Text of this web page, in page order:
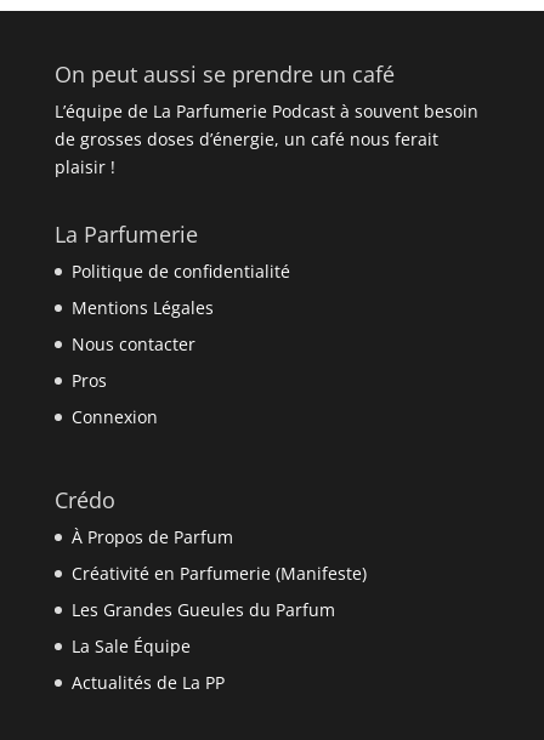
On peut aussi se prendre un café
L’équipe de La Parfumerie Podcast à souvent besoin
de grosses doses d’énergie, un café nous ferait
plaisir !
La Parfumerie
Politique de confidentialité
Mentions Légales
Nous contacter
Pros
Connexion
Crédo
À Propos de Parfum
Créativité en Parfumerie (Manifeste)
Les Grandes Gueules du Parfum
La Sale Équipe
Actualités de La PP